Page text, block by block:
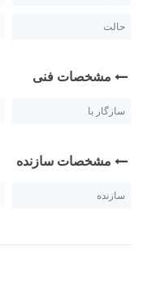
حالت
مشخصات فنی
سازگار با
مشخصات سازنده
سازنده